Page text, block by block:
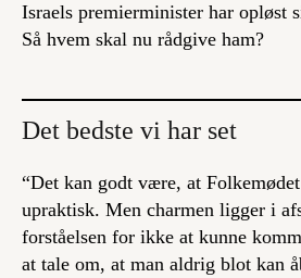
Israels premierminister har opløst
Så hvem skal nu rådgive ham?
Det bedste vi har set
“Det kan godt være, at
upraktisk. Men charmen ligger i
forståelsen for ikke at kunne
at tale om, at man aldrig blot kan